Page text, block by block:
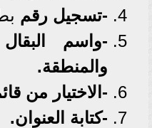
-تسجيل رقم
-واسم البقال
والمنطقة.
-الاختيار من
-كتابة العنوان.